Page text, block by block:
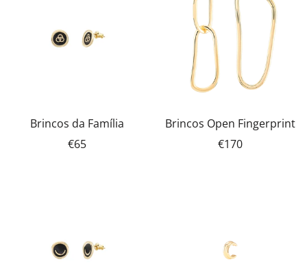
Brincos da Família
€65
Brincos Open Fingerprint
€170